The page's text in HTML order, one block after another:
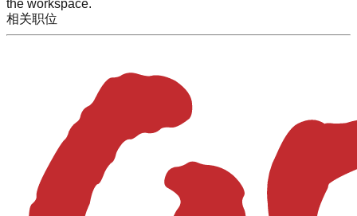
the workspace.
相关职位